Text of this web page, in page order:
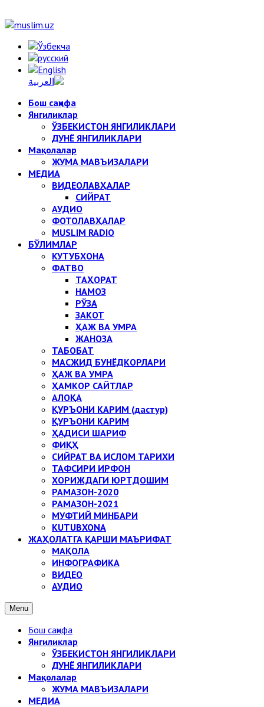
Бош саҳифа
Янгиликлар
ЎЗБЕКИСТОН ЯНГИЛИКЛАРИ
ДУНЁ ЯНГИЛИКЛАРИ
Мақолалар
ЖУМА МАВЪИЗАЛАРИ
МЕДИА
ВИДЕОЛАВҲАЛАР
СИЙРАТ
АУДИО
ФОТОЛАВҲАЛАР
MUSLIM RADIO
БЎЛИМЛАР
КУТУБХОНА
ФАТВО
ТАҲОРАТ
НАМОЗ
РЎЗА
ЗАКОТ
ҲАЖ ВА УМРА
ЖАНОЗА
ТАБОБАТ
МАСЖИД БУНЁДКОРЛАРИ
ҲАЖ ВА УМРА
ҲАМКОР САЙТЛАР
АЛОҚА
ҚУРЪОНИ КАРИМ (дастур)
ҚУРЪОНИ КАРИМ
ҲАДИСИ ШАРИФ
ФИҚҲ
СИЙРАТ ВА ИСЛОМ ТАРИХИ
ТАФСИРИ ИРФОН
ХОРИЖДАГИ ЮРТДОШИМ
РАМАЗОН-2020
РАМАЗОН-2021
МУФТИЙ МИНБАРИ
KUTUBXONA
ЖАҲОЛАТГА ҚАРШИ МАЪРИФАТ
МАҚОЛА
ИНФОГРАФИКА
ВИДЕО
АУДИО
Menu
Бош саҳифа
Янгиликлар
ЎЗБЕКИСТОН ЯНГИЛИКЛАРИ
ДУНЁ ЯНГИЛИКЛАРИ
Мақолалар
ЖУМА МАВЪИЗАЛАРИ
МЕДИА